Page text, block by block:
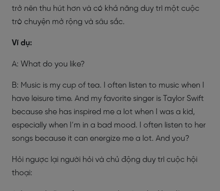
trở nên thu hút hơn và có khả năng duy trì một cuộc
trò chuyện mở rộng và sâu sắc.
Ví dụ:
A: What do you like?
B: Music is my cup of tea. I often listen to music when I
have leisure time. And my favorite singer is Taylor Swift
because she has inspired me a lot when I was a kid,
especially when I’m in a bad mood. I often listen to her
songs because it can energize me a lot. And you?
Hỏi ngược lại người hỏi và chủ động duy trì cuộc hội
thoại: